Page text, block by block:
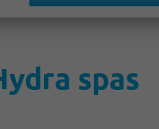
spas